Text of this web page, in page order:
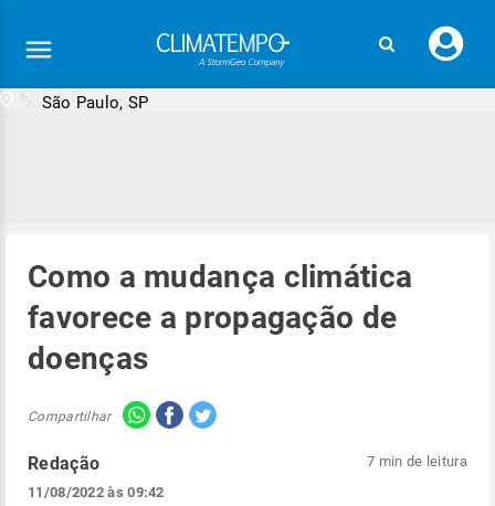
seu
São Paulo, SP
Como a mudança climática
favorece a propagação de
doenças
Compartilhar
Redação
11/08/2022 às 09:42
7 min de leitura